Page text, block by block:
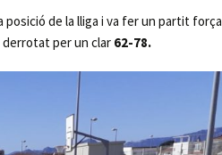
de la lliga i va fer un partit força
derrotat per un clar 62-78.